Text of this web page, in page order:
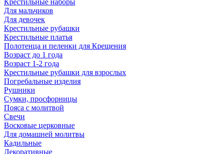
Крестильные наборы
Для мальчиков
Для девочек
Крестильные рубашки
Крестильные платья
Полотенца и пеленки для Крещения
Возраст до 1 года
Возраст 1-2 года
Крестильные рубашки для взрослых
Погребальные изделия
Рушники
Сумки, просфорницы
Пояса с молитвой
Свечи
Восковые церковные
Для домашней молитвы
Кадильные
Декоративные